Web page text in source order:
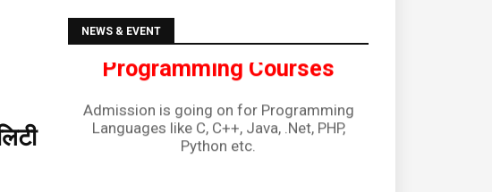
NEWS & EVENT
Programming Courses
Languages like C, C++, Java, .Net, PHP,